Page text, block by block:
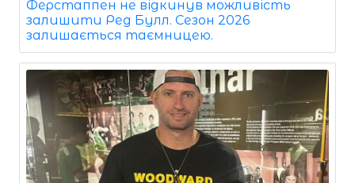
Ферстаппен не відкинув можливість
залишити Ред Булл. Сезон 2026
залишається таємницею.